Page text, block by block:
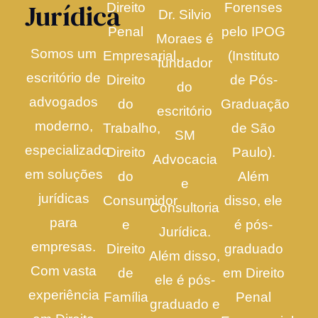
Jurídica
Somos um
escritório de
advogados
moderno,
especializado
em soluções
jurídicas
para
empresas.
Com vasta
experiência
Direito
Penal
Empresarial,
Direito
do
Trabalho,
Direito
do
Consumidor
e
Direito
de
Família
Dr. Silvio
Moraes é
fundador
do
escritório
SM
Advocacia
e
Consultoria
Jurídica.
Além disso,
ele é pós-
graduado e
Forenses
pelo IPOG
(Instituto
de Pós-
Graduação
de São
Paulo).
Além
disso, ele
é pós-
graduado
em Direito
Penal